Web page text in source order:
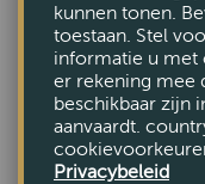
Ledikant
€855,-
kunnen tonen.
toestaan. Stel
informatie u met
er rekening mee
beschikbaar zijn
aanvaardt.
Privacybeleid